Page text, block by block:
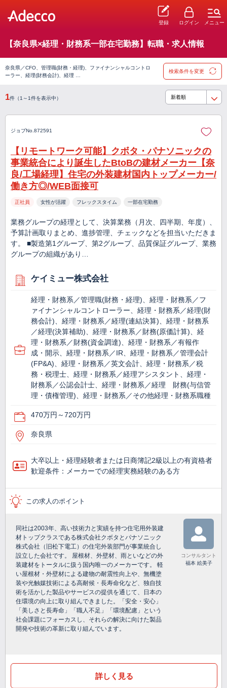
登録 ログイン メニュー
【奈良県×経理・財務系一部在宅勤務】転職・求人情報
奈良県／CFO、管理職(財務・経理)、ファイナンシャルコントロ
ーラー、経理(財務会計)、経理 …
検索条件を変更
1件（1～1件を表示中）
ジョブNo.872591
【リモートワーク可能】クボタ・パナソニックの
事業統合により誕生したBtoBの建材メーカー【奈
良/工場経理】住宅の外装建材国内トップメーカー/
働き方◎/WEB面接可
正社員 女性が活躍 フレックスタイム 一部在宅勤務
業務グループの経理として、決算業務（月次、四半期、年度）、
予算計画取りまとめ、進捗管理、チェックなどを担当いただきま
す。 ■製造第1グループ、第2グループ、品質保証グループ、業務
グループの組織があり…
ケイミュー株式会社
経理・財務系／管理職(財務・経理)、経理・財務系／フ
ァイナンシャルコントローラー、経理・財務系／経理(財
務会計)、経理・財務系／経理(連結決算)、経理・財務系
／経理(決算補助)、経理・財務系／財務(原価計算)、経
理・財務系／財務(資金調達)、経理・財務系／有報作
成・開示、経理・財務系／IR、経理・財務系／管理会計
(FP&A)、経理・財務系／英文会計、経理・財務系／税
務・税理士、経理・財務系／経理アシスタント、経理・
財務系／公認会計士、経理・財務系／経理 財務(与信管
理・債権管理)、経理・財務系／その他経理・財務系職種
470万円～720万円
奈良県
大卒以上・経理経験者または日商簿記2級以上の有資格者
歓迎条件：メーカーでの経理実務経験のある方
この求人のポイント
同社は2003年、高い技術力と実績を持つ住宅用外装建
材トップクラスである株式会社クボタとパナソニック
株式会社（旧松下電工）の住宅外装部門が事業統合し
設立した会社です。 屋根材、外壁材、雨といなどの外
装建材をトータルに扱う国内唯一のメーカーです。 軽
い屋根材・外壁材による建物の耐震性向上や、無機塗
装や光触媒技術による高耐候・長寿命化など、独自技
術を活かした製品やサービスの提供を通じて、日本の
住環境の向上に取り組んできました。「安全・安心」
「美しさと長寿命」「職人不足」「環境配慮」という
社会課題にフォーカスし、それらの解決に向けた製品
開発や技術の革新に取り組んでいます。
コンサルタント
福本 絵美子
詳しく見る